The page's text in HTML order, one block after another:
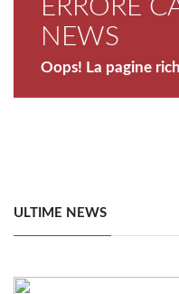
ERRORE
NEWS
Oops! La pagine
ULTIME NEWS